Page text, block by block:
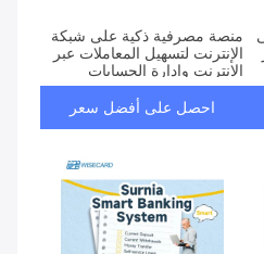
منصة مصرفية ذكية على شبكة
الإنترنت لتسهيل المعاملات عبر
الإنترنت وإدارة الحسابات
احصل على أفضل سعر